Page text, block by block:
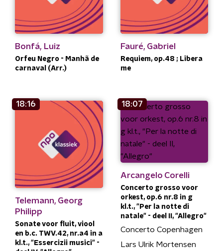
Bonfá, Luiz
Orfeu Negro - Manhã de
carnaval (Arr.)
Fauré, Gabriel
Requiem, op.48 ; Libera
me
18:16
Telemann, Georg
Philipp
Sonate voor fluit, viool
en b.c. TWV.42, nr.a4 in a
kl.t., "Essercizii musici" -
18:07
Arcangelo Corelli
Concerto grosso voor
orkest, op.6 nr.8 in g
kl.t., "Per la notte di
natale" - deel II, "Allegro"
Concerto Copenhagen
Lars Ulrik Mortensen